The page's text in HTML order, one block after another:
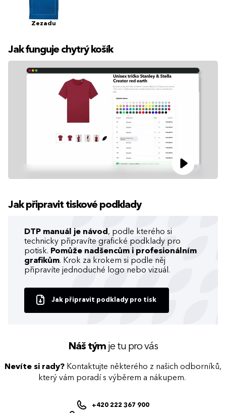
Zezadu
Jak funguje chytrý košík
Jak připravit tiskové podklady
DTP manuál je návod , podle kterého si
technicky připravíte grafické podklady pro
potisk. Pomůže nadšencům i profesionálním
grafikům. Krok za krokem si podle něj
připravíte jednoduché logo nebo vizuál.
Jak připravit podklady pro tisk
Náš týmje tu pro vás
Nevíte si rady? Kontaktujte některého z našich odborníků,
který vám poradí s výběrem a nákupem.
+420 222 367 900